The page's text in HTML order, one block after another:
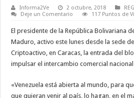
Informa2Ve 2 octubre, 2018
Deje un Comentario
117 Puntos de
El presidente de la República Bolivariana
Maduro, activo este lunes desde la sede
Criptoactivo, en Caracas, la entrada del
impulsar el intercambio comercial
«Venezuela está abierta al mundo, para
que quieran venir al país, lo hagan, en el